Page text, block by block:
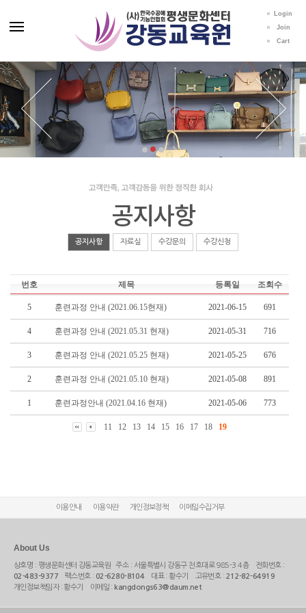
Login
Join
Cart
공지사항
공지사항 자료실 수강문의 수강신청
번호 제목 등록일 조회수
5 훈련과정 안내 (2021.06.15현재) 2021-06-15 691
4 훈련과정 안내 (2021.05.31 현재) 2021-05-31 716
3 훈련과정 안내 (2021.05.25 현재) 2021-05-25 676
2 훈련과정 안내 (2021.05.10 현재) 2021-05-08 891
1 훈련과정안내 (2021.04.16 현재) 2021-05-06 773
11 12 13 14 15 16 17 18 19
이용안내 이용약관 개인정보정책 이메일수집거부
About Us
상호명 : 평생문화센터 강동교육원 주소 : 서울특별시 강동구 천호대로 985-3 4층 전화번호 :
02-483-9377팩스번호 : 02-6280-8104대표 : 황수기 고유번호 : 212-82-64919
개인정보책임자 : 황수기 이메일 : kangdongs63@daum.net